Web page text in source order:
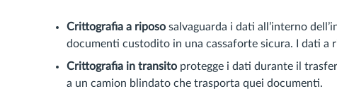
Crittografia a riposo salvaguarda i dati all’interno
documenti custodito in una cassaforte sicura. I dati a
Crittografia in transito protegge i dati durante il
a un camion blindato che trasporta quei documenti.